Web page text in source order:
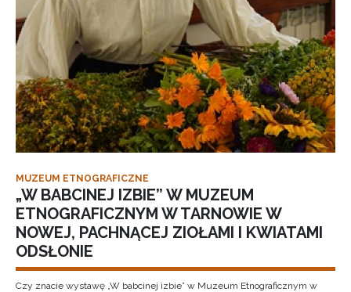
MUZEUM ETNOGRAFICZNE
„W BABCINEJ IZBIE” W MUZEUM
ETNOGRAFICZNYM W TARNOWIE W
NOWEJ, PACHNĄCEJ ZIOŁAMI I KWIATAMI
ODSŁONIE
Czy znacie wystawę „W babcinej izbie” w Muzeum Etnograficznym w